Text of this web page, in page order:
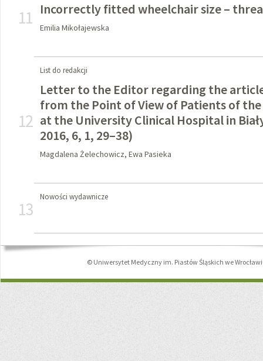
11 Incorrectly fitted wheelchair size –
Emilia Mikołajewska
12
List do redakcji
Letter to the Editor regarding the
from the Point of View of Patients of
at the University Clinical Hospital in
2016, 6, 1, 29–38)
Magdalena Żelechowicz, Ewa Pasieka
13
Nowości wydawnicze
© Uniwersytet Medyczny im. Piastów Śląskich we